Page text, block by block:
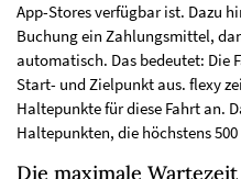
App-Stores verfügbar ist. Dazu
Buchung ein Zahlungsmittel,
automatisch. Das bedeutet: Die
Start- und Zielpunkt aus. flexy
Haltepunkte für diese Fahrt an.
Haltepunkten, die höchstens
Die maximale